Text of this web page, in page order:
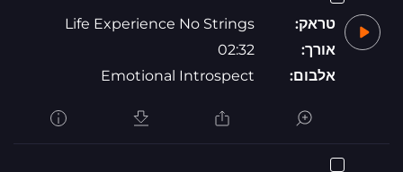
טראק:
Life Experience No Strings
אורך:
02:32
אלבום:
Emotional Introspect